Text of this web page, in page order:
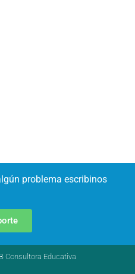
problema escribinos
Consultora Educativa